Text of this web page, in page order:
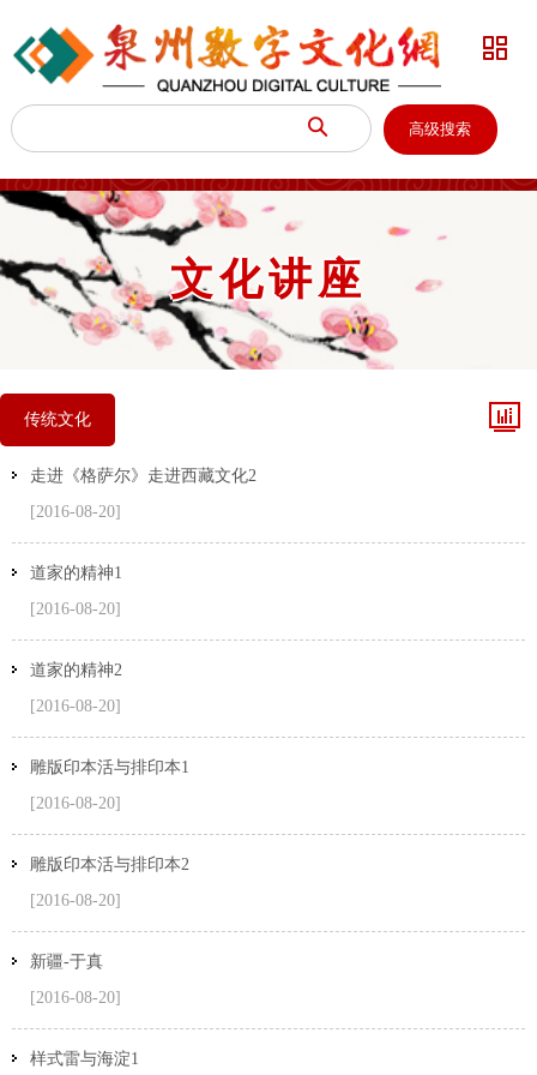
 高级搜索

文化讲座

传统文化
走进《格萨尔》走进西藏文化2
[2016-08-20]
道家的精神1
[2016-08-20]
道家的精神2
[2016-08-20]
雕版印本活与排印本1
[2016-08-20]
雕版印本活与排印本2
[2016-08-20]
新疆-于真
[2016-08-20]
样式雷与海淀1